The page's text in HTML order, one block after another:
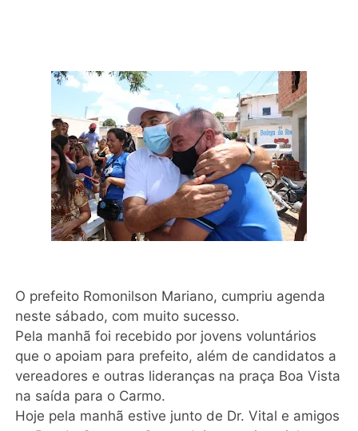
O prefeito Romonilson Mariano, cumpriu agenda
neste sábado, com muito sucesso.
Pela manhã foi recebido por jovens voluntários
que o apoiam para prefeito, além de candidatos a
vereadores e outras lideranças na praça Boa Vista
na saída para o Carmo.
Hoje pela manhã estive junto de Dr. Vital e amigos